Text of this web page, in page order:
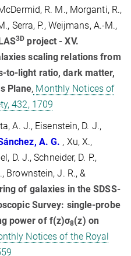
R. M., Morganti, R.,
Serra, P., Weijmans, A.-M.,
3D project - XV.
scaling relations from
to-light ratio, dark matter,
Plane, Monthly Notices of
432, 1709
A. J., Eisenstein, D. J.,
A. G. , Xu, X.,
D. J., Schneider, D. P.,
Brownstein, J. R., &
of galaxies in the SDSS-
Survey: single-probe
power of f(z)σ8(z) on
Notices of the Royal